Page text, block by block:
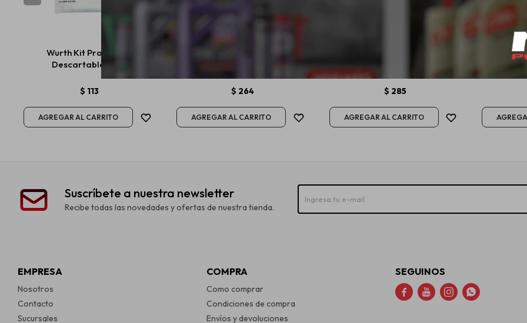
Wurth Kit Protección
Descartable 5 en 1
$ 113 $ 264
De Cueros 200ml
$ 285
Cobril
Suscríbete a nuestra newsletter
Recibe todas las novedades y ofertas de nuestra tienda.
EMPRESA
Nosotros
Contacto
Sucursales
COMPRA
Como comprar
Condiciones de compra
Envíos y devoluciones
SEGUINOS
   